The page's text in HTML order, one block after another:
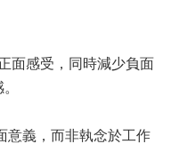
面感受，同時減少負面
意義，而非執念於工作